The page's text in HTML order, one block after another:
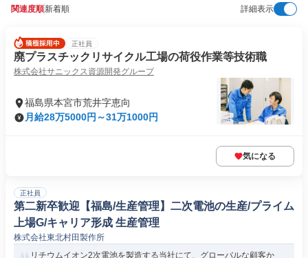
関連度順新着順 詳細表示
正社員
廃プラスチックリサイクル工場の荷役作業等技術職
株式会社サニックス資源開発グループ
福島県本宮市荒井字恵向
月給28万5000円～31万1000円
気になる
正社員
第二新卒歓迎【福島/生産管理】二次電池の生産/プライム
上場G/キャリア形成 生産管理
株式会社東北村田製作所
リチウムイオン2次電池を製造する当社にて、グローバルな顧客か